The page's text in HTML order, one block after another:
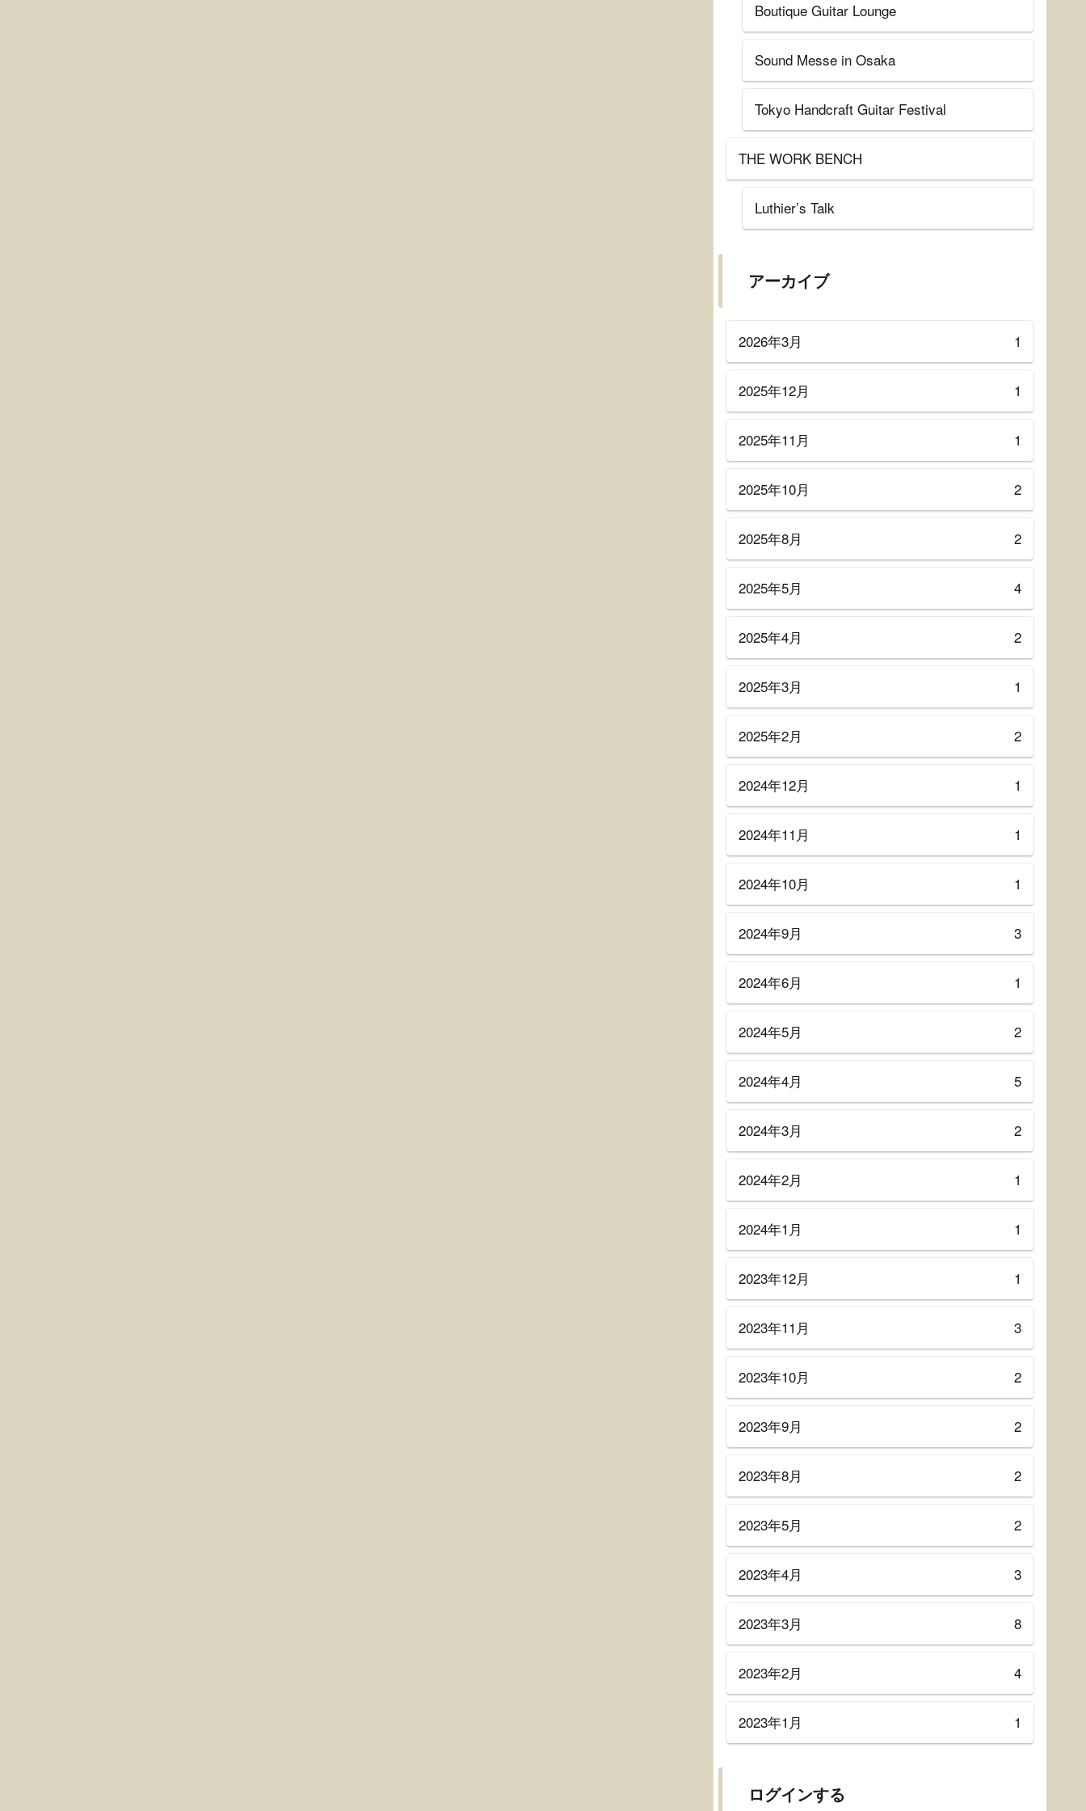
Boutique Guitar Lounge
Sound Messe in Osaka
Tokyo Handcraft Guitar Festival
THE WORK BENCH
Luthier’s Talk
アーカイブ
2026年3月 1
2025年12月 1
2025年11月 1
2025年10月 2
2025年8月 2
2025年5月 4
2025年4月 2
2025年3月 1
2025年2月 2
2024年12月 1
2024年11月 1
2024年10月 1
2024年9月 3
2024年6月 1
2024年5月 2
2024年4月 5
2024年3月 2
2024年2月 1
2024年1月 1
2023年12月 1
2023年11月 3
2023年10月 2
2023年9月 2
2023年8月 2
2023年5月 2
2023年4月 3
2023年3月 8
2023年2月 4
2023年1月 1
ログインする